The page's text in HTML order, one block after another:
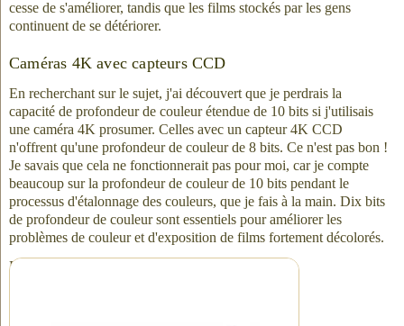
cesse de s'améliorer, tandis que les films stockés par les gens
continuent de se détériorer.
Caméras 4K avec capteurs CCD
En recherchant sur le sujet, j'ai découvert que je perdrais la
capacité de profondeur de couleur étendue de 10 bits si j'utilisais
une caméra 4K prosumer. Celles avec un capteur 4K CCD
n'offrent qu'une profondeur de couleur de 8 bits. Ce n'est pas bon !
Je savais que cela ne fonctionnerait pas pour moi, car je compte
beaucoup sur la profondeur de couleur de 10 bits pendant le
processus d'étalonnage des couleurs, que je fais à la main. Dix bits
de profondeur de couleur sont essentiels pour améliorer les
problèmes de couleur et d'exposition de films fortement décolorés.
La caméra vidéo 4K ci-dessus (que nous